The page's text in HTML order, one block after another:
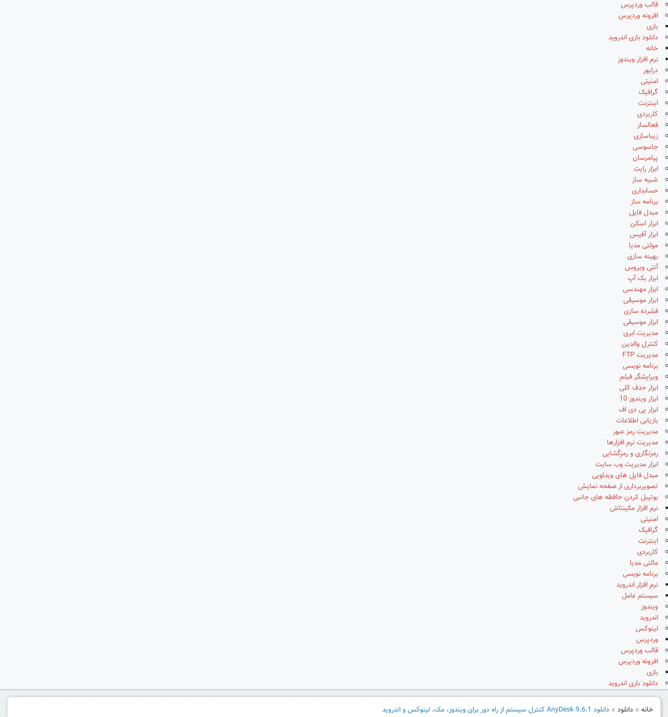
قالب وردپرس
افزونه وردپرس
بازی
دانلود بازی اندروید
خانه
نرم افزار ویندوز
درایور
امنیتی
گرافیک
اینترنت
کاربردی
فعالساز
زیباسازی
جاسوسی
پیامرسان
ابزار رایت
شبیه ساز
حسابداری
برنامه ساز
مبدل فایل
ابزار اسکن
ابزار آفیس
مولتی مدیا
بهینه سازی
آنتی ویروس
ابزار بک آپ
ابزار مهندسی
ابزار موسیقی
فشرده سازی
ابزار موسیقی
مدیریت ابری
کنترل والدین
مدیریت FTP
برنامه نویسی
ویرایشگر فیلم
ابزار حذف کلی
ابزار ویندوز 10
ابزار پی دی اف
بازیابی اطلاعات
مدیریت رمز عبور
مدیریت نرم افزارها
رمزنگاری و رمزگشایی
ابزار مدیریت وب سایت
مبدل فایل های ویدئویی
تصویربرداری از صفحه نمایش
بوتیبل کردن حافظه های جانبی
نرم افزار مکینتاش
امنیتی
گرافیک
اینترنت
کاربردی
مالتی مدیا
برنامه نویسی
نرم افزار اندروید
سیستم عامل
ویندوز
اندروید
لینوکس
وردپرس
قالب وردپرس
افزونه وردپرس
بازی
دانلود بازی اندروید
خانه » دانلود » دانلود AnyDesk 9.6.1 کنترل سیستم از راه دور برای ویندوز، مک، لینوکس و اندروید